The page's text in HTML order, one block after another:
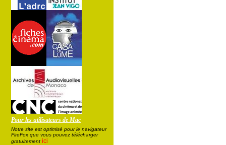
Pour les utilisateurs de Mac
Notre site est optimisé pour le navigateur
FireFox que vous pouvez télécharger
gratuitement ici